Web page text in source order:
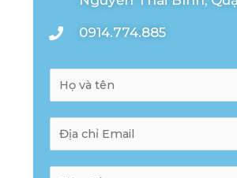
0914.774.885
a
m
*
m
a